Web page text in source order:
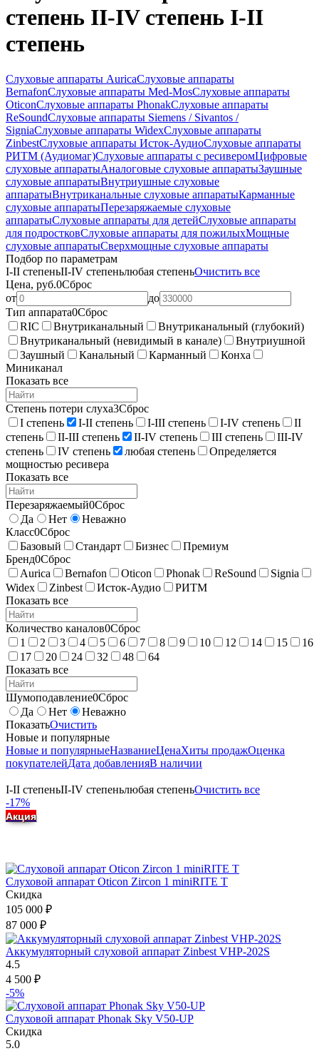
степень II-IV степень I-II
степень
Слуховые аппараты AuricaСлуховые аппараты
BernafonСлуховые аппараты Med-MosСлуховые аппараты
OticonСлуховые аппараты PhonakСлуховые аппараты
ReSoundСлуховые аппараты Siemens / Sivantos /
SigniaСлуховые аппараты WidexСлуховые аппараты
ZinbestСлуховые аппараты Исток-АудиоСлуховые аппараты
РИТМ (Аудиомаг)Слуховые аппараты с ресиверомЦифровые
слуховые аппаратыАналоговые слуховые аппаратыЗаушные
слуховые аппаратыВнутриушные слуховые
аппаратыВнутриканальные слуховые аппаратыКарманные
слуховые аппаратыПерезаряжаемые слуховые
аппаратыСлуховые аппараты для детейСлуховые аппараты
для подростковСлуховые аппараты для пожилыхМощные
слуховые аппаратыСверхмощные слуховые аппараты
Подбор по параметрам
I-II степеньII-IV степеньлюбая степеньОчистить все
Цена, руб.0Сброс
от
до
Тип аппарата0Сброс
RIC
Внутриканальный
Внутриканальный (глубокий)
Внутриканальный (невидимый в канале)
Внутриушной
Заушный
Канальный Карманный
Конха
Миниканал
Показать все
Степень потери слуха3Сброс
I степень
I-II степень I-III степень I-IV степень
II
степень
II-III степень II-IV степень III степень
III-IV
степень
IV степень любая степень
Определяется
мощностью ресивера
Показать все
Перезаряжаемый0Сброс
Да
Нет
Неважно
Класс0Сброс
Базовый
Стандарт Бизнес
Премиум
Бренд0Сброс
Aurica
Bernafon Oticon Phonak ReSound
Signia
Widex
Zinbest Исток-Аудио
РИТМ
Показать все
Количество каналов0Сброс
1
2 3 4 5 6 7 8 9 10 12 14 15
16
17
20 24 32 48
64
Показать все
Шумоподавление0Сброс
Да
Нет
Неважно
ПоказатьОчистить
Новые и популярные
Новые и популярныеНазваниеЦенаХиты продажОценка
покупателейДата добавленияВ наличии
I-II степеньII-IV степеньлюбая степеньОчистить все
-17%
Акция
Слуховой аппарат Oticon Zircon 1 miniRITE T
Скидка
105 000 ₽
87 000 ₽
Аккумуляторный слуховой аппарат Zinbest VHP-202S
4.5
4 500 ₽
-5%
Слуховой аппарат Phonak Sky V50-UP
Скидка
5.0